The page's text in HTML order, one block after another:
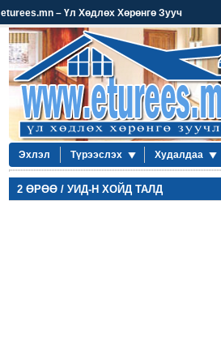
eturees.mn – Үл Хөдлөх Хөрөнгө Зууч
Эхлэл Түрээслэх Худалдаа
2 ӨРӨӨ / УИД-Н ХОЙД ТАЛД